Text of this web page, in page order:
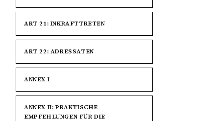
ART 21: INKRAFTTRETEN
ART 22: ADRESSATEN
ANNEX I
ANNEX II: PRAKTISCHE
EMPFEHLUNGEN FÜR DIE